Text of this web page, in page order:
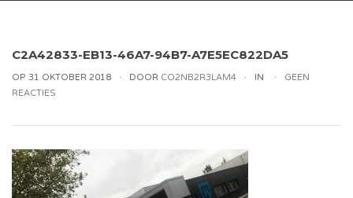
C2A42833-EB13-46A7-94B7-A7E5EC822DA5
OP 31 OKTOBER 2018 DOOR CO2NB2R3LAM4 IN
GEEN
REACTIES